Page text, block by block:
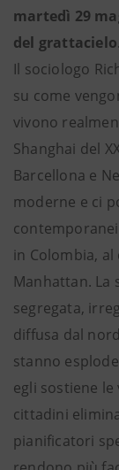
martedì 29
del grattacielo.
Il sociologo
su come
vivono
Shanghai del
Barcellona e
moderne e ci
in Colombia,
Manhattan. La
segregata,
diffusa dal
stanno
egli sostiene
cittadini
pianificatori